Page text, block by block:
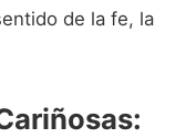
de la fe, la